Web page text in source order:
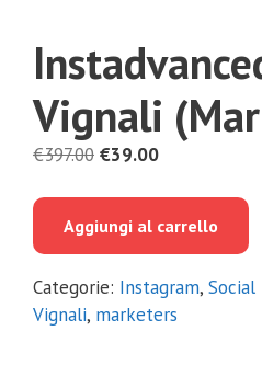
Vignali
€397.00 Il
era:
€39.00Il
è:
Aggiungi al carrello
Categorie: Instagram,
Vignali, marketers